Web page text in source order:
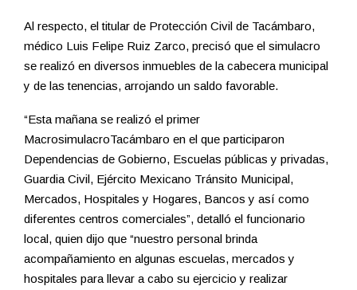
Al respecto, el titular de Protección Civil de Tacámbaro,
médico Luis Felipe Ruiz Zarco, precisó que el simulacro
se realizó en diversos inmuebles de la cabecera municipal
y de las tenencias, arrojando un saldo favorable.
“Esta mañana se realizó el primer
MacrosimulacroTacámbaro en el que participaron
Dependencias de Gobierno, Escuelas públicas y privadas,
Guardia Civil, Ejército Mexicano Tránsito Municipal,
Mercados, Hospitales y Hogares, Bancos y así como
diferentes centros comerciales”, detalló el funcionario
local, quien dijo que “nuestro personal brinda
acompañamiento en algunas escuelas, mercados y
hospitales para llevar a cabo su ejercicio y realizar